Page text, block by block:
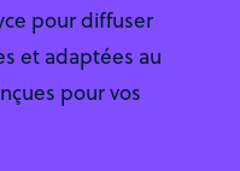
pour diffuser
et adaptées au
pour vos